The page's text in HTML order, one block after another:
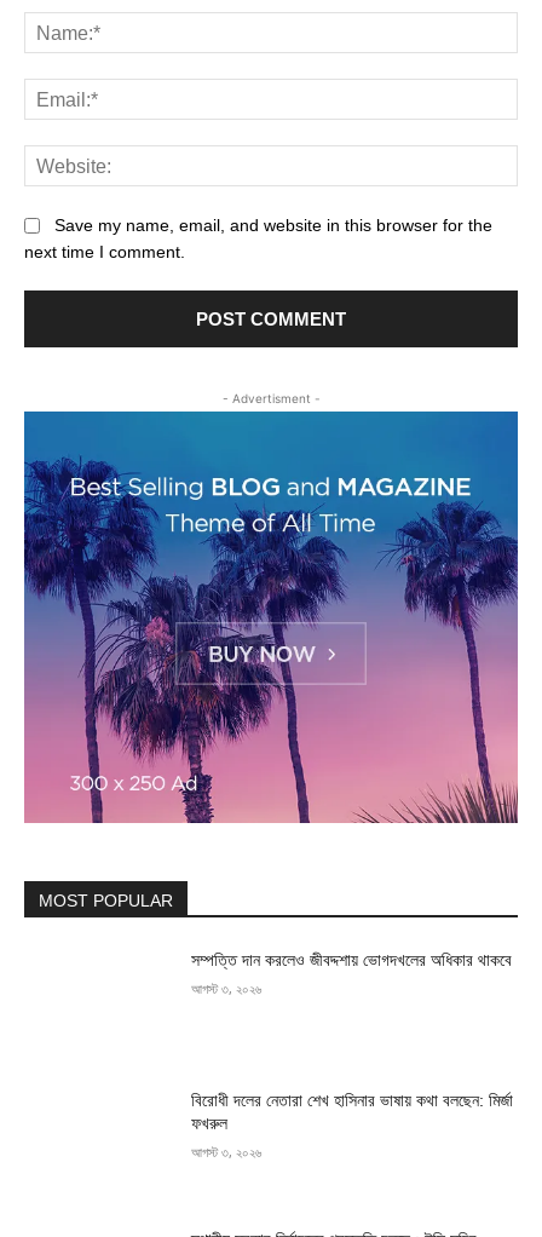
Save my name, email, and website in this browser for the
next time I comment.
- Advertisment -
MOST POPULAR
সম্পত্তি দান করলেও জীবদ্দশায় ভোগদখলের অধিকার থাকবে
আগস্ট ৩, ২০২৬
বিরোধী দলের নেতারা শেখ হাসিনার ভাষায় কথা বলছেন: মির্জা
ফখরুল
আগস্ট ৩, ২০২৬